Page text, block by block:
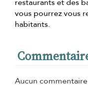
restaurants et des
vous pourrez vous
habitants.
Aucun